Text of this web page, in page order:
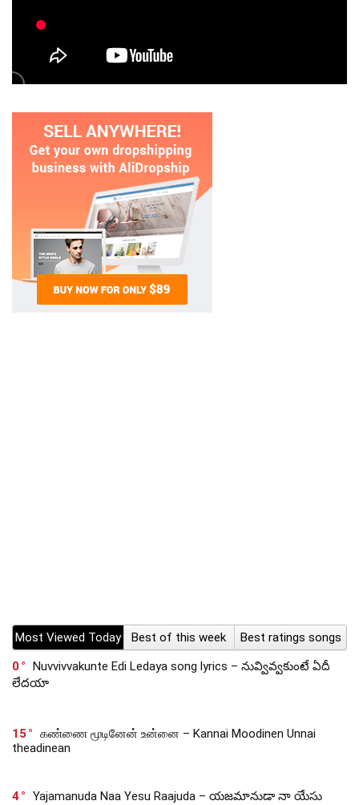
Most Viewed Today Best of this week
Best ratings songs
0
Nuvvivvakunte Edi Ledaya song lyrics – నువ్వివ్వకుంటే ఏదీ
లేదయా
15
கண்ணை மூடினேன் உன்னை – Kannai Moodinen Unnai
theadinean
4
Yajamanuda Naa Yesu Raajuda – యజమానుడా నా యేసు